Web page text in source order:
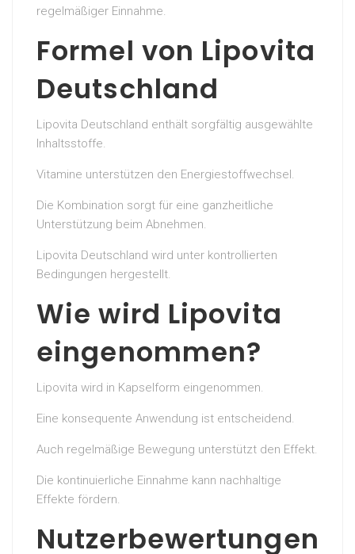
regelmäßiger Einnahme.
Formel von Lipovita
Deutschland
Lipovita Deutschland enthält sorgfältig ausgewählte
Inhaltsstoffe.
Vitamine unterstützen den Energiestoffwechsel.
Die Kombination sorgt für eine ganzheitliche
Unterstützung beim Abnehmen.
Lipovita Deutschland wird unter kontrollierten
Bedingungen hergestellt.
Wie wird Lipovita
eingenommen?
Lipovita wird in Kapselform eingenommen.
Eine konsequente Anwendung ist entscheidend.
Auch regelmäßige Bewegung unterstützt den Effekt.
Die kontinuierliche Einnahme kann nachhaltige
Effekte fördern.
Nutzerbewertungen